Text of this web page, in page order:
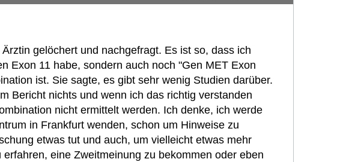
gelöchert und nachgefragt. Es ist so, dass ich
Exon 11 habe, sondern auch noch "Gen MET Exon
ist. Sie sagte, es gibt sehr wenig Studien darüber.
Bericht nichts und wenn ich das richtig verstanden
nicht ermittelt werden. Ich denke, ich werde
in Frankfurt wenden, schon um Hinweise zu
etwas tut und auch, um vielleicht etwas mehr
eine Zweitmeinung zu bekommen oder eben